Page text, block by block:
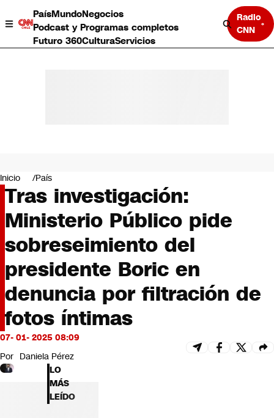
PaísMundoNegocios
Podcast y Programas completos
Futuro 360CulturaServicios
Radio
CNN
Negocios
Deportes
Programas completos
Cultura
Servicios
Bits
CNN tiempo
Futuro 360
Opinión
Inicio País
Tras investigación:
Ministerio Público pide
sobreseimiento del
presidente Boric en
denuncia por filtración de
fotos íntimas
07- 01- 2025 08:09
Por Daniela Pérez
LO
MÁS
LEÍDO